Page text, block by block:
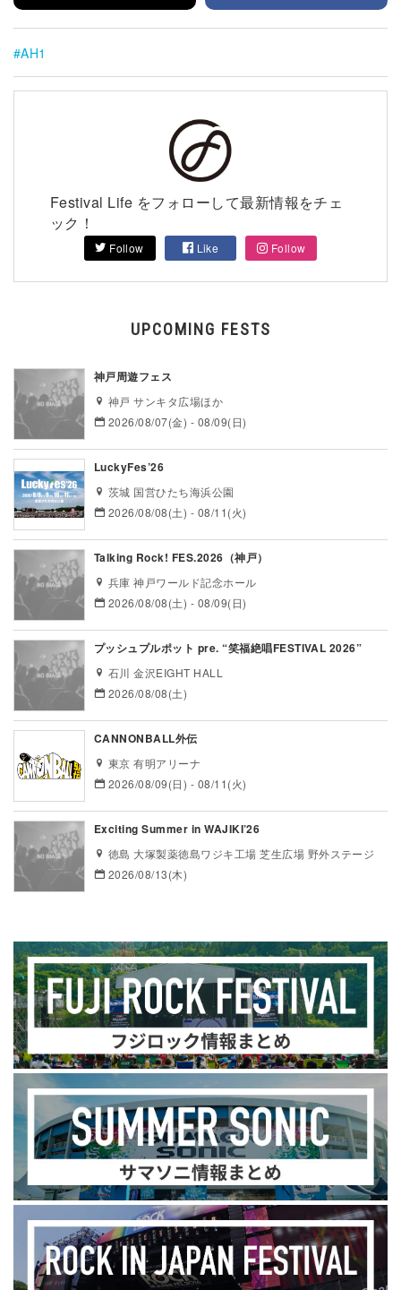
AH1
Festival Life をフォローして最新情報をチェ
ック！
Follow Like Follow
UPCOMING FESTS
神戸周遊フェス
神戸 サンキタ広場ほか
2026/08/07(金) - 08/09(日)
LuckyFes’26
茨城 国営ひたち海浜公園
2026/08/08(土) - 08/11(火)
Talking Rock! FES.2026（神戸）
兵庫 神戸ワールド記念ホール
2026/08/08(土) - 08/09(日)
プッシュプルポット pre. “笑福絶唱FESTIVAL 2026”
石川 金沢EIGHT HALL
2026/08/08(土)
CANNONBALL外伝
東京 有明アリーナ
2026/08/09(日) - 08/11(火)
Exciting Summer in WAJIKI’26
徳島 大塚製薬徳島ワジキ工場 芝生広場 野外ステージ
2026/08/13(木)